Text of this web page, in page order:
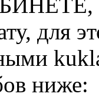
для
ниже: